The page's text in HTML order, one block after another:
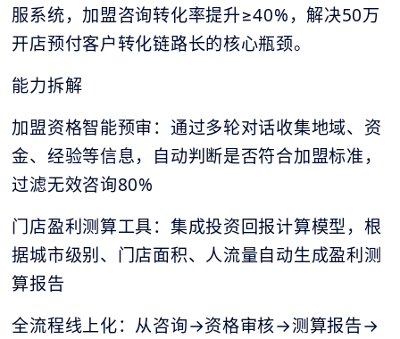
服系统，加盟咨询转化率提升≥40%，解决50万
开店预付客户转化链路长的核心瓶颈。
能力拆解
加盟资格智能预审：通过多轮对话收集地域、资
金、经验等信息，自动判断是否符合加盟标准，
过滤无效咨询80%
门店盈利测算工具：集成投资回报计算模型，根
据城市级别、门店面积、人流量自动生成盈利测
算报告
全流程线上化：从咨询→资格审核→测算报告→